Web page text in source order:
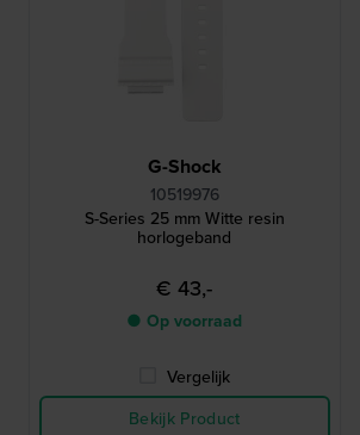
G-Shock
10519976
S-Series 25 mm Witte resin
horlogeband
€ 43,-
● Op voorraad
Vergelijk
Bekijk Product